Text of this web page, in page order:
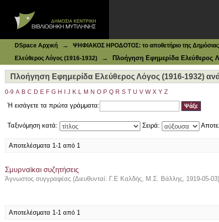
DSpace Αρχική →
ΨΗΦΙΑΚΟΣ ΗΡΟΔΟΤΟΣ: το αποθετήριο της Δημόσιας
Ελεύθερος Λόγος (1916-1932)
→ Πλοήγηση Εφημερίδα Ελεύθερος
Πλοήγηση Εφημερίδα Ελεύθερος Λόγος (1916-1932)
0-9 A B C D E F G H J K L M N O P Q R S T U V W X Y Z
Ή εισάγετε τα πρώτα γράμματα:
Ταξινόμηση κατά: Σειρά:
Αποτελέσματα 1-1 από 1
Σμυρναϊκαι συζητήσεις
Άγνωστος συγγραφέας (Διευθυνταί: Γ.Ε Καλδής, Μ.Σ. Βάλλης, 1919-05-03)
Αποτελέσματα 1-1 από 1